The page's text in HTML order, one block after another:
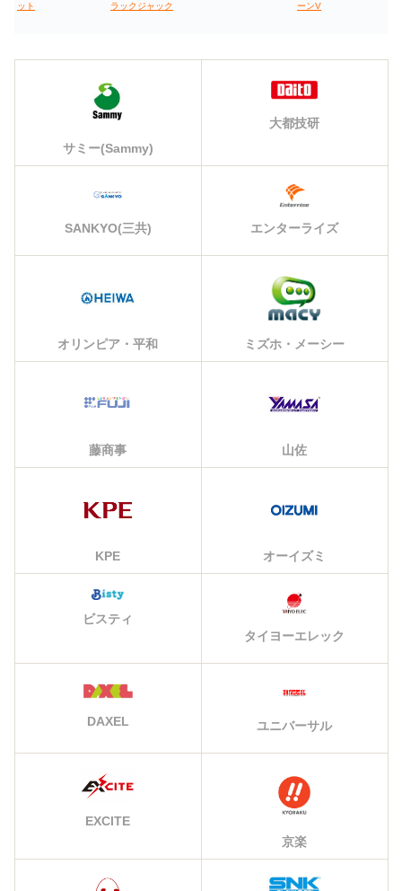
ット
ラックジャック
ーンV
サミー(Sammy)
大都技研
SANKYO(三共) エンターライズ
オリンピア・平和 ミズホ・メーシー
藤商事 山佐
KPE オーイズミ
ビスティ
タイヨーエレック
DAXEL ユニバーサル
EXCITE
京楽